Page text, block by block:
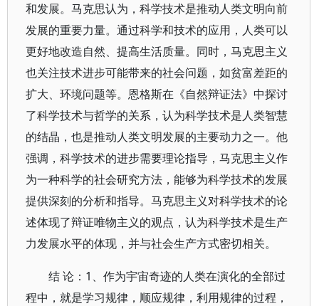
和发展。马克思认为，科学技术是推动人类文明向前
发展的重要力量。通过科学和技术的应用，人类可以
更好地改造自然、提高生活质量。同时，马克思主义
也关注技术进步可能带来的社会问题，如贫富差距的
扩大、环境问题等。恩格斯在《自然辩证法》中探讨
了科学技术与哲学的关系，认为科学技术是人类智慧
的结晶，也是推动人类文明发展的主要动力之一。他
强调，科学技术的进步需要理论指导，马克思主义作
为一种科学的社会研究方法，能够为科学技术的发展
提供深刻的分析和指导。马克思主义对科学技术的论
述体现了辩证唯物主义的观点，认为科学技术是生产
力发展水平的体现，并与社会生产方式密切相关。
结 论：1、作为宇宙奇迹的人类在演化的全部过
程中，就是学习规律，顺应规律，利用规律的过程，